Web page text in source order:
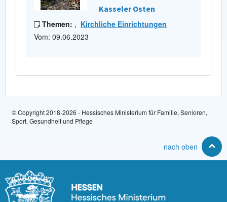
Kasseler Osten
Themen: , Kirchliche Einrichtungen
Vom: 09.06.2023
© Copyright 2018-2026 - Hessisches Ministerium für Familie, Senioren,
Sport, Gesundheit und Pflege
nach oben